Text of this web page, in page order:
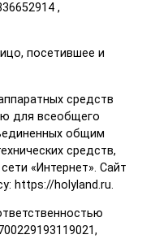
,
посетившее и
средств
для всеобщего
общим
средств,
«Интернет». Сайт
https://holyland.ru.